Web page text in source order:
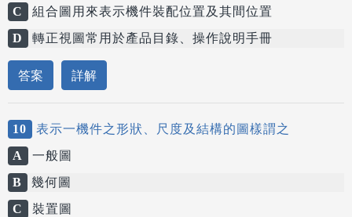
C
組合圖用來表示機件裝配位置及其間位置
D
轉正視圖常用於產品目錄、操作說明手冊
答案 詳解
10
表示一機件之形狀、尺度及結構的圖樣謂之
A
一般圖
B
幾何圖
C
裝置圖